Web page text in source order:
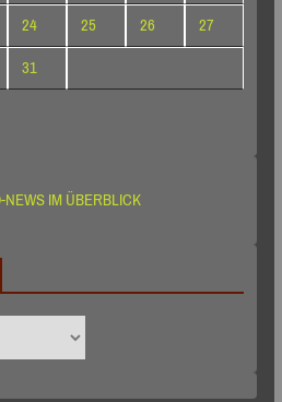
24 25 26
27
31
IM ÜBERBLICK